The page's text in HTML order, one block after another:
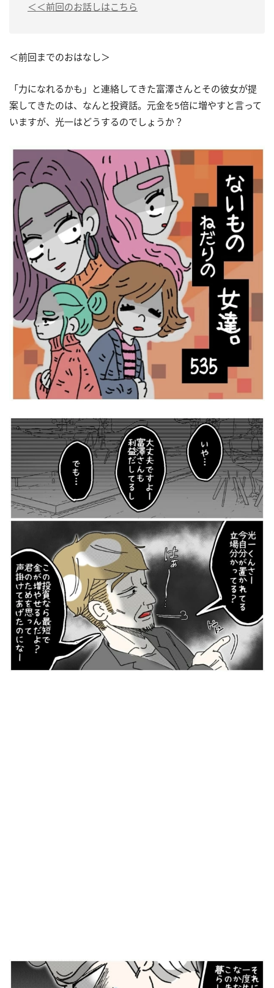
＜＜前回のお話しはこちら
＜前回までのおはなし＞
「力になれるかも」と連絡してきた富澤さんとその彼女が提
案してきたのは、なんと投資話。元金を5倍に増やすと言って
いますが、光一はどうするのでしょうか？